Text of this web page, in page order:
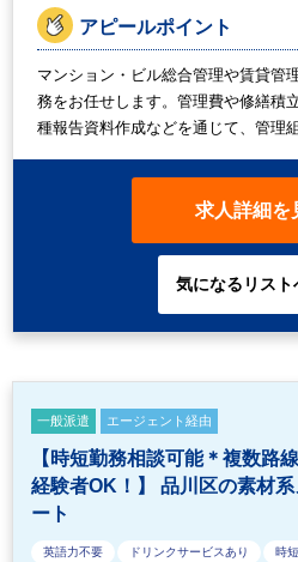
アピールポイント
マンション・ビル総合管理や賃貸管
務をお任せします。管理費や修繕積
種報告資料作成などを通じて、管理
はの専門性を身につけることができ
ンジ可能です。 ご経験のある方でも
求人詳細を
一般派遣 エージェント経由
【時短勤務相談可能＊複数路
経験者OK！】 品川区の素材
ート
英語力不要 ドリンクサービスあり 時